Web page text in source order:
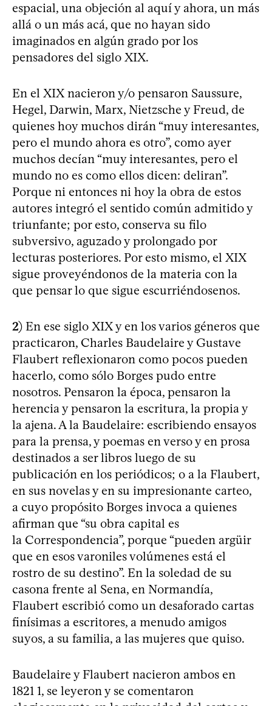
espacial, una objeción al aquí y ahora, un más
allá o un más acá, que no hayan sido
imaginados en algún grado por los
pensadores del siglo XIX.
En el XIX nacieron y/o pensaron Saussure,
Hegel, Darwin, Marx, Nietzsche y Freud, de
quienes hoy muchos dirán “muy interesantes,
pero el mundo ahora es otro”, como ayer
muchos decían “muy interesantes, pero el
mundo no es como ellos dicen: deliran”.
Porque ni entonces ni hoy la obra de estos
autores integró el sentido común admitido y
triunfante; por esto, conserva su filo
subversivo, aguzado y prolongado por
lecturas posteriores. Por esto mismo, el XIX
sigue proveyéndonos de la materia con la
que pensar lo que sigue escurriéndosenos.
2) En ese siglo XIX y en los varios géneros que
practicaron, Charles Baudelaire y Gustave
Flaubert reflexionaron como pocos pueden
hacerlo, como sólo Borges pudo entre
nosotros. Pensaron la época, pensaron la
herencia y pensaron la escritura, la propia y
la ajena. A la Baudelaire: escribiendo ensayos
para la prensa, y poemas en verso y en prosa
destinados a ser libros luego de su
publicación en los periódicos; o a la Flaubert,
en sus novelas y en su impresionante carteo,
a cuyo propósito Borges invoca a quienes
afirman que “su obra capital es
la Correspondencia”, porque “pueden argüir
que en esos varoniles volúmenes está el
rostro de su destino”. En la soledad de su
casona frente al Sena, en Normandía,
Flaubert escribió como un desaforado cartas
finísimas a escritores, a menudo amigos
suyos, a su familia, a las mujeres que quiso.
Baudelaire y Flaubert nacieron ambos en
1821 1, se leyeron y se comentaron